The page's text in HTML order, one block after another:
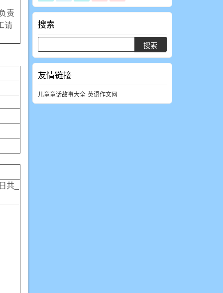
责
请
共_
搜索
友情链接
儿童童话故事大全 英语作文网